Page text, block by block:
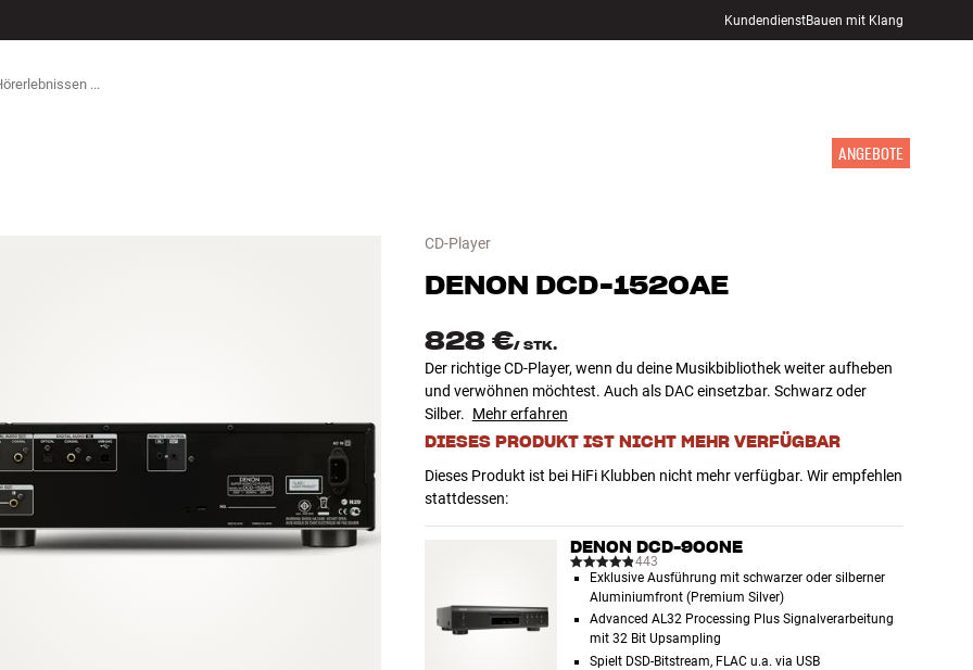
KundendienstBauen mit Klang
ANGEBOTE
CD-Player
DENON DCD-1520AE
828 €/ STK.
Der richtige CD-Player, wenn du deine Musikbibliothek weiter aufheben
und verwöhnen möchtest. Auch als DAC einsetzbar. Schwarz oder
Silber. Mehr erfahren
DIESES PRODUKT IST NICHT MEHR VERFÜGBAR
Dieses Produkt ist bei HiFi Klubben nicht mehr verfügbar. Wir empfehlen
stattdessen:
DENON DCD-900NE
443
Exklusive Ausführung mit schwarzer oder silberner
Aluminiumfront (Premium Silver)
Advanced AL32 Processing Plus Signalverarbeitung
mit 32 Bit Upsampling
Spielt DSD-Bitstream, FLAC u.a. via USB